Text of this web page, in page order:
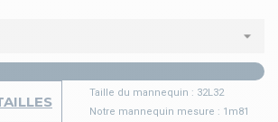
Taille du mannequin : 32L32
Notre mannequin mesure : 1m81